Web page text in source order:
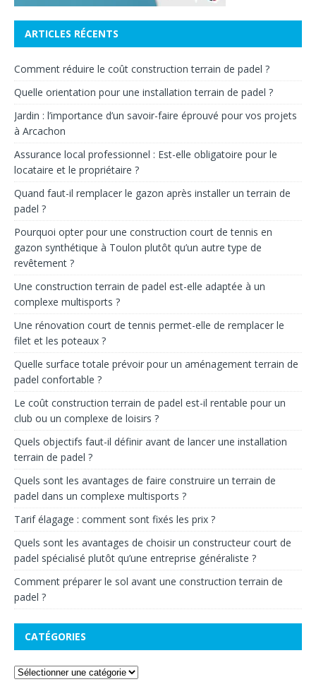
ARTICLES RÉCENTS
Comment réduire le coût construction terrain de padel ?
Quelle orientation pour une installation terrain de padel ?
Jardin : l’importance d’un savoir-faire éprouvé pour vos projets
à Arcachon
Assurance local professionnel : Est-elle obligatoire pour le
locataire et le propriétaire ?
Quand faut-il remplacer le gazon après installer un terrain de
padel ?
Pourquoi opter pour une construction court de tennis en
gazon synthétique à Toulon plutôt qu’un autre type de
revêtement ?
Une construction terrain de padel est-elle adaptée à un
complexe multisports ?
Une rénovation court de tennis permet-elle de remplacer le
filet et les poteaux ?
Quelle surface totale prévoir pour un aménagement terrain de
padel confortable ?
Le coût construction terrain de padel est-il rentable pour un
club ou un complexe de loisirs ?
Quels objectifs faut-il définir avant de lancer une installation
terrain de padel ?
Quels sont les avantages de faire construire un terrain de
padel dans un complexe multisports ?
Tarif élagage : comment sont fixés les prix ?
Quels sont les avantages de choisir un constructeur court de
padel spécialisé plutôt qu’une entreprise généraliste ?
Comment préparer le sol avant une construction terrain de
padel ?
CATÉGORIES